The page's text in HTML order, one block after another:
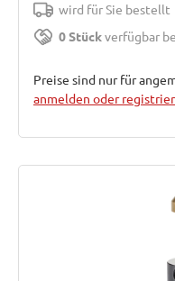
wird für Sie bestellt
0 Stückverfügbar
Preise sind nur für
anmelden oder